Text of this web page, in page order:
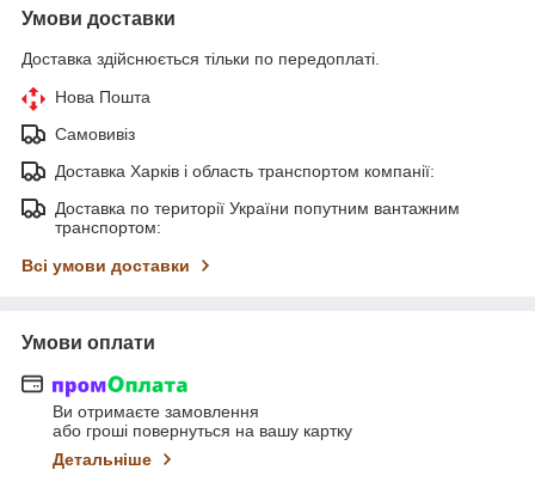
Умови доставки
Доставка здійснюється тільки по передоплаті.
Нова Пошта
Самовивіз
Доставка Харків і область транспортом компанії:
Доставка по території України попутним вантажним
транспортом:
Всі умови доставки
Умови оплати
Ви отримаєте замовлення
або гроші повернуться на вашу картку
Детальніше